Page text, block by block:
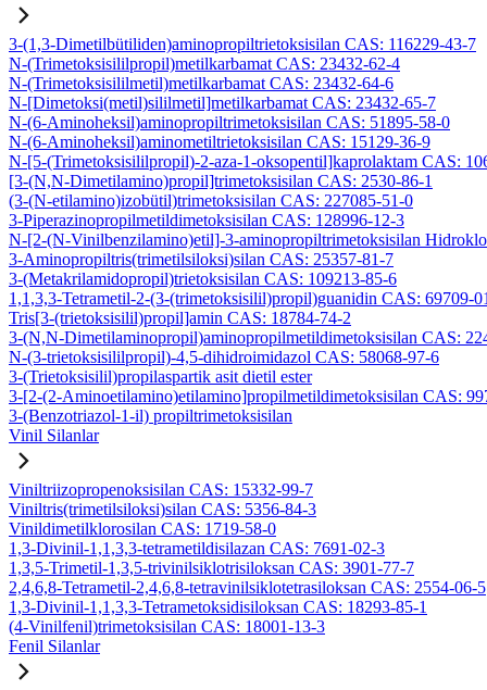
3-(1,3-Dimetilbütiliden)aminopropiltrietoksisilan CAS: 116229-43-7
N-(Trimetoksisililpropil)metilkarbamat CAS: 23432-62-4
N-(Trimetoksisililmetil)metilkarbamat CAS: 23432-64-6
N-[Dimetoksi(metil)sililmetil]metilkarbamat CAS: 23432-65-7
N-(6-Aminoheksil)aminopropiltrimetoksisilan CAS: 51895-58-0
N-(6-Aminoheksil)aminometiltrietoksisilan CAS: 15129-36-9
N-[5-(Trimetoksisililpropil)-2-aza-1-oksopentil]kaprolaktam CAS:
[3-(N,N-Dimetilamino)propil]trimetoksisilan CAS: 2530-86-1
(3-(N-etilamino)izobütil)trimetoksisilan CAS: 227085-51-0
3-Piperazinopropilmetildimetoksisilan CAS: 128996-12-3
N-[2-(N-Vinilbenzilamino)etil]-3-aminopropiltrimetoksisilan
3-Aminopropiltris(trimetilsiloksi)silan CAS: 25357-81-7
3-(Metakrilamidopropil)trietoksisilan CAS: 109213-85-6
1,1,3,3-Tetrametil-2-(3-(trimetoksisilil)propil)guanidin CAS: 69709-
Tris[3-(trietoksisilil)propil]amin CAS: 18784-74-2
3-(N,N-Dimetilaminopropil)aminopropilmetildimetoksisilan CAS:
N-(3-trietoksisililpropil)-4,5-dihidroimidazol CAS: 58068-97-6
3-(Trietoksisilil)propilaspartik asit dietil ester
3-[2-(2-Aminoetilamino)etilamino]propilmetildimetoksisilan CAS:
3-(Benzotriazol-1-il) propiltrimetoksisilan
Vinil Silanlar
Viniltriizopropenoksisilan CAS: 15332-99-7
Viniltris(trimetilsiloksi)silan CAS: 5356-84-3
Vinildimetilklorosilan CAS: 1719-58-0
1,3-Divinil-1,1,3,3-tetrametildisilazan CAS: 7691-02-3
1,3,5-Trimetil-1,3,5-trivinilsiklotrisiloksan CAS: 3901-77-7
2,4,6,8-Tetrametil-2,4,6,8-tetravinilsiklotetrasiloksan CAS: 2554-06-5
1,3-Divinil-1,1,3,3-Tetrametoksidisiloksan CAS: 18293-85-1
(4-Vinilfenil)trimetoksisilan CAS: 18001-13-3
Fenil Silanlar